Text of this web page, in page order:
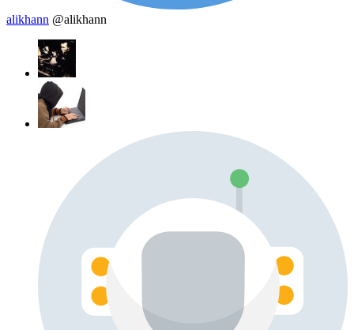
alikhann @alikhann